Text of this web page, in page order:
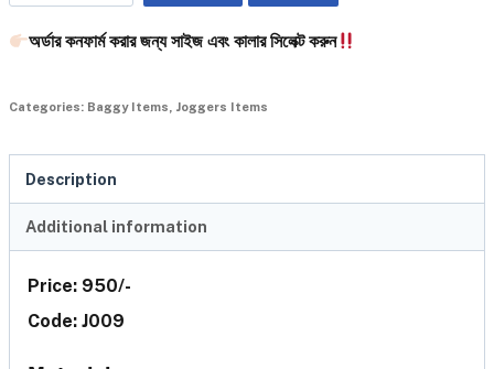
অর্ডার কনফার্ম করার জন্য সাইজ এবং কালার সিলেক্ট করুন
Categories: Baggy Items, Joggers Items
Description
Additional information
Price: 950/-
Code: J009